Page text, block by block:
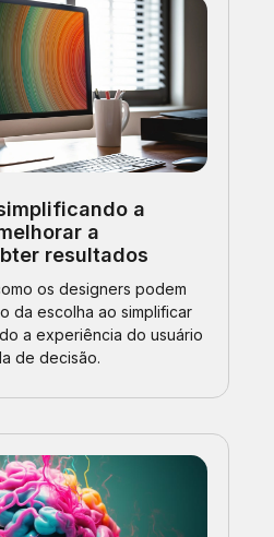
a
a
resultados
os designers podem
da escolha ao simplificar
a experiência do usuário
de decisão.